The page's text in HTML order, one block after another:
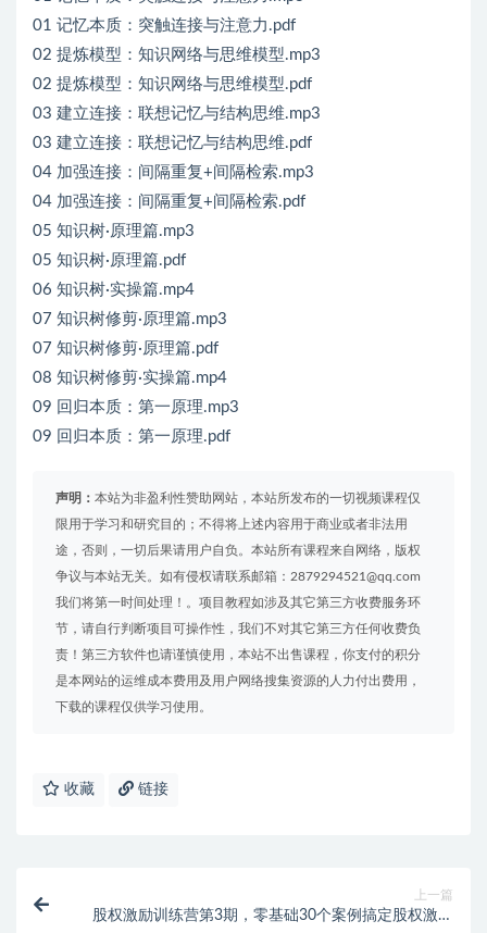
01 记忆本质：突触连接与注意力.pdf
02 提炼模型：知识网络与思维模型.mp3
02 提炼模型：知识网络与思维模型.pdf
03 建立连接：联想记忆与结构思维.mp3
03 建立连接：联想记忆与结构思维.pdf
04 加强连接：间隔重复+间隔检索.mp3
04 加强连接：间隔重复+间隔检索.pdf
05 知识树·原理篇.mp3
05 知识树·原理篇.pdf
06 知识树·实操篇.mp4
07 知识树修剪·原理篇.mp3
07 知识树修剪·原理篇.pdf
08 知识树修剪·实操篇.mp4
09 回归本质：第一原理.mp3
09 回归本质：第一原理.pdf
声明： 本站为非盈利性赞助网站，本站所发布的一切视频课程仅
限用于学习和研究目的；不得将上述内容用于商业或者非法用
途，否则，一切后果请用户自负。本站所有课程来自网络，版权
争议与本站无关。如有侵权请联系邮箱：2879294521@qq.com
我们将第一时间处理！。项目教程如涉及其它第三方收费服务环
节，请自行判断项目可操作性，我们不对其它第三方任何收费负
责！第三方软件也请谨慎使用，本站不出售课程，你支付的积分
是本网站的运维成本费用及用户网络搜集资源的人力付出费用，
下载的课程仅供学习使用。
收藏 链接
上一篇
股权激励训练营第3期，零基础30个案例搞定股权激励